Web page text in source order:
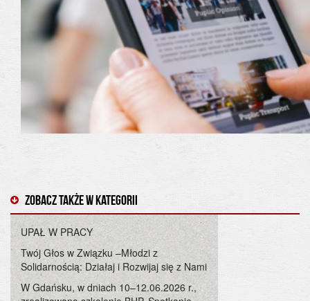
Zobacz także w kategorii
UPAŁ W PRACY
Twój Głos w Związku –Młodzi z
Solidarnością: Działaj i Rozwijaj się z Nami
W Gdańsku, w dniach 10–12.06.2026 r.,